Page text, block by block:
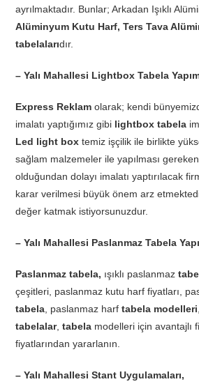
ayrılmaktadır. Bunlar; Arkadan Işıklı
Alüminyum Kutu Harf, Ters Tava
tabelalarıdır.
– Yalı Mahallesi Lightbox Tabela
Express Reklam olarak; kendi
imalatı yaptığımız gibi lightbox tabela
Led light box temiz işçilik ile birlikte
sağlam malzemeler ile yapılması
olduğundan dolayı imalatı yaptırılacak
karar verilmesi büyük önem arz
değer katmak istiyorsunuzdur.
– Yalı Mahallesi Paslanmaz Tabela
Paslanmaz tabela, ışıklı paslanmaz
çeşitleri, paslanmaz kutu harf fiyatları,
tabela , paslanmaz harftabela modelleri
tabelalar,tabela modelleri için avantajlı
fiyatlarından yararlanın.
– Yalı Mahallesi Stant Uygulamaları,